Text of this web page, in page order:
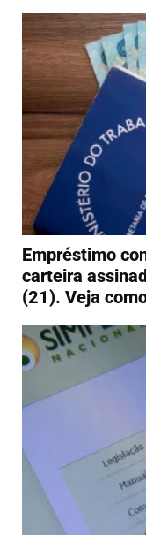
Empréstimo
carteira
(21). Veja